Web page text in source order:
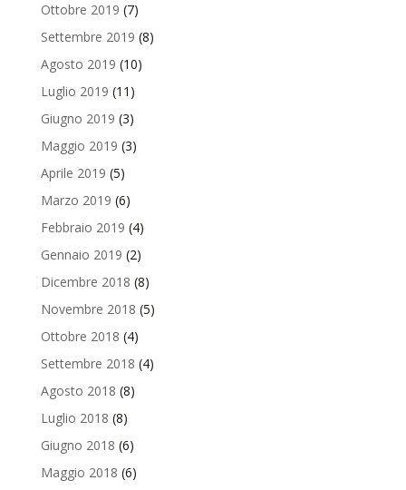
Ottobre 2019 (7)
Settembre 2019 (8)
Agosto 2019 (10)
Luglio 2019 (11)
Giugno 2019 (3)
Maggio 2019 (3)
Aprile 2019 (5)
Marzo 2019 (6)
Febbraio 2019 (4)
Gennaio 2019 (2)
Dicembre 2018 (8)
Novembre 2018 (5)
Ottobre 2018 (4)
Settembre 2018 (4)
Agosto 2018 (8)
Luglio 2018 (8)
Giugno 2018 (6)
Maggio 2018 (6)